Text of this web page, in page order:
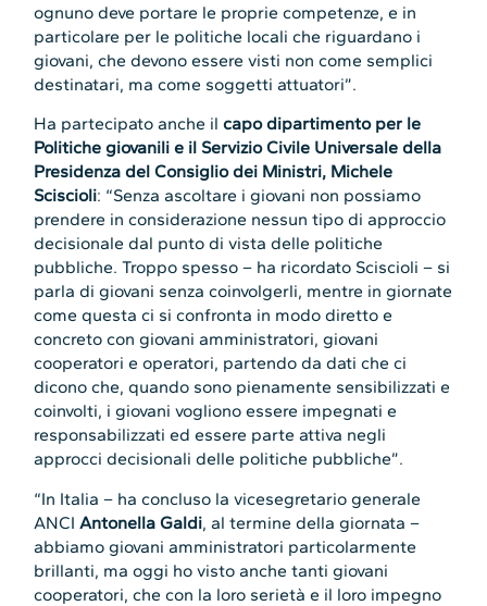
ognuno deve portare le proprie competenze, e in
particolare per le politiche locali che riguardano i
giovani, che devono essere visti non come semplici
destinatari, ma come soggetti attuatori”.
Ha partecipato anche il capo dipartimento per le
Politiche giovanili e il Servizio Civile Universale della
Presidenza del Consiglio dei Ministri, Michele
Sciscioli: “Senza ascoltare i giovani non possiamo
prendere in considerazione nessun tipo di approccio
decisionale dal punto di vista delle politiche
pubbliche. Troppo spesso – ha ricordato Sciscioli – si
parla di giovani senza coinvolgerli, mentre in giornate
come questa ci si confronta in modo diretto e
concreto con giovani amministratori, giovani
cooperatori e operatori, partendo da dati che ci
dicono che, quando sono pienamente sensibilizzati e
coinvolti, i giovani vogliono essere impegnati e
responsabilizzati ed essere parte attiva negli
approcci decisionali delle politiche pubbliche”.
“In Italia – ha concluso la vicesegretario generale
ANCIAntonella Galdi, al termine della giornata –
abbiamo giovani amministratori particolarmente
brillanti, ma oggi ho visto anche tanti giovani
cooperatori, che con la loro serietà e il loro impegno